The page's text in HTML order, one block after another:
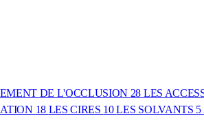
DE L'OCCLUSION 28 LES
18 LES CIRES 10LES SOLVANTS 5